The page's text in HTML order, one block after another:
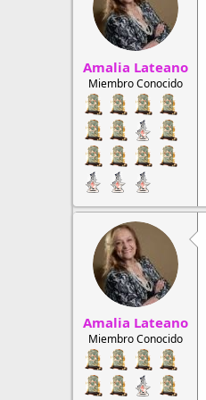
Amalia Lateano
Miembro Conocido
Amalia Lateano
Miembro Conocido